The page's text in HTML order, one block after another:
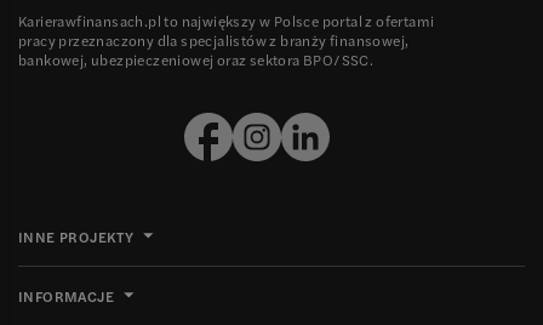
Karierawfinansach.pl to największy w Polsce portal z ofertami
pracy przeznaczony dla specjalistów z branży finansowej,
bankowej, ubezpieczeniowej oraz sektora BPO/SSC.
INNE PROJEKTY
INFORMACJE